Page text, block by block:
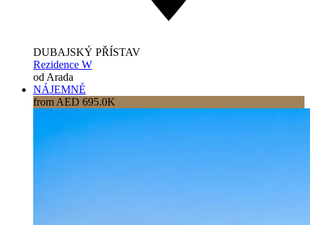
DUBAJSKÝ PŘÍSTAV
Rezidence W
od Arada
NÁJEMNÉ
from AED 695.0K